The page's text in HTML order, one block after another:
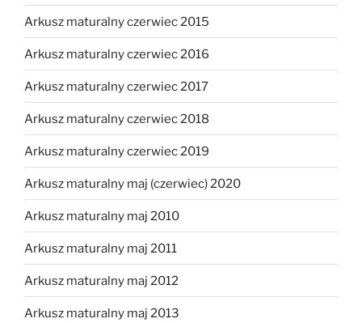
Arkusz maturalny czerwiec 2015
Arkusz maturalny czerwiec 2016
Arkusz maturalny czerwiec 2017
Arkusz maturalny czerwiec 2018
Arkusz maturalny czerwiec 2019
Arkusz maturalny maj (czerwiec) 2020
Arkusz maturalny maj 2010
Arkusz maturalny maj 2011
Arkusz maturalny maj 2012
Arkusz maturalny maj 2013